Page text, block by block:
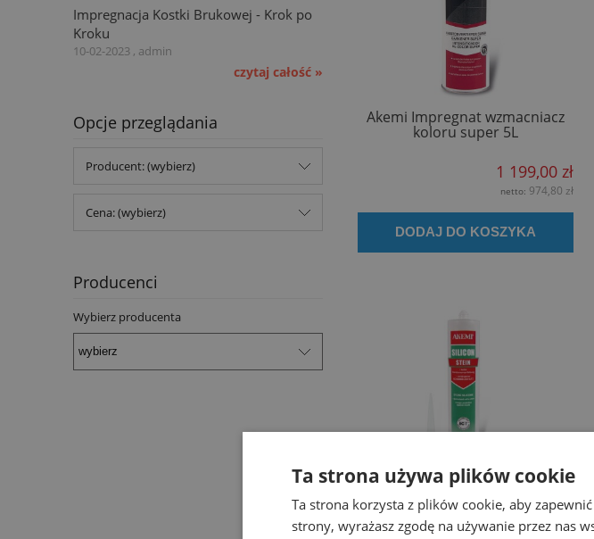
Impregnacja Kostki Brukowej - Krok po
Kroku
10-02-2023 , admin
czytaj całość »
Opcje przeglądania
Producent: (wybierz)
Cena: (wybierz)
Producenci
Wybierz producenta
Akemi Impregnat wzmacniacz
koloru super 5L
1 199,00 zł
netto: 974,80 zł
DODAJ DO KOSZYKA
AKEMI Silikon do kamienia 310
ml - Bezbarwny 01
Ta strona używa plików cookie
Ta strona korzysta z plików cookie, aby
strony, wyrażasz zgodę na używanie przez nas